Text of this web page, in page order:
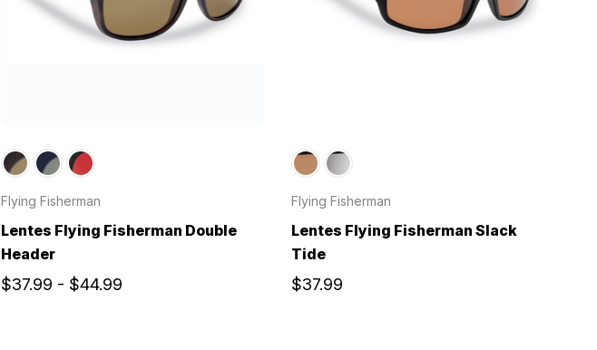
Flying Fisherman
Lentes Flying Fisherman Double
Header
$37.99 - $44.99
Flying Fisherman
Lentes Flying Fisherman Slack
Tide
$37.99